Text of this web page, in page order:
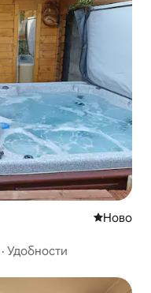
Ново
Ново
· Удобности